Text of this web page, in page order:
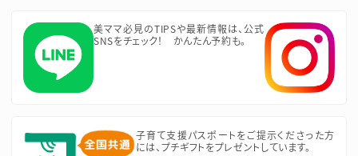
美ママ必見のTIPSや最新情報は、公式
SNSをチェック！ かんたん予約も。
子育て支援パスポートをご提示くださった方
には、プチギフトをプレゼントしています。